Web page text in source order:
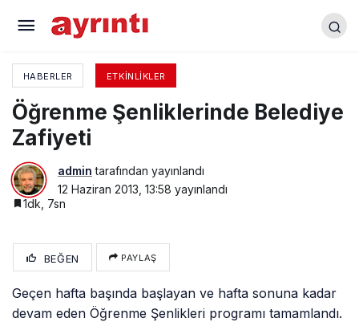
HABERLER ETKINLIKLER
Öğrenme Şenliklerinde Belediye
Zafiyeti
admin tarafından yayınlandı
12 Haziran 2013, 13:58 yayınlandı
1dk, 7sn
BEĞEN PAYLAŞ
Geçen hafta başında başlayan ve hafta sonuna kadar
devam eden Öğrenme Şenlikleri programı tamamlandı.
YEÇEV’den Gezi Parkı açıklaması